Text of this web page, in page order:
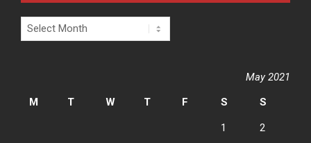
Archives
May 2021
M
T W T F S S
1 2